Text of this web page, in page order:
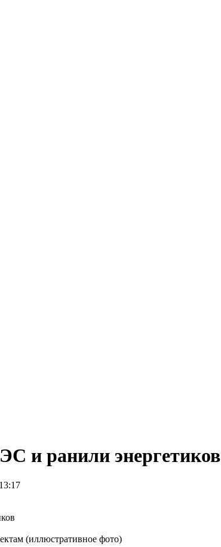
и ранили энергетиков
(иллюстративное фото)